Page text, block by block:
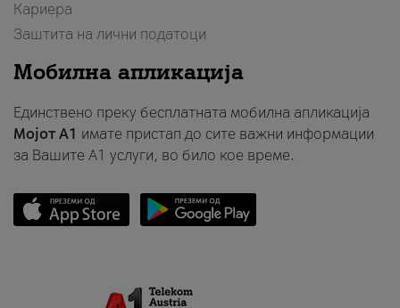
Кариера
Заштита на лични податоци
Мобилна апликација
Единствено преку бесплатната мобилна апликација
Мојот A1 имате пристап до сите важни информации
за Вашите A1 услуги, во било кое време.